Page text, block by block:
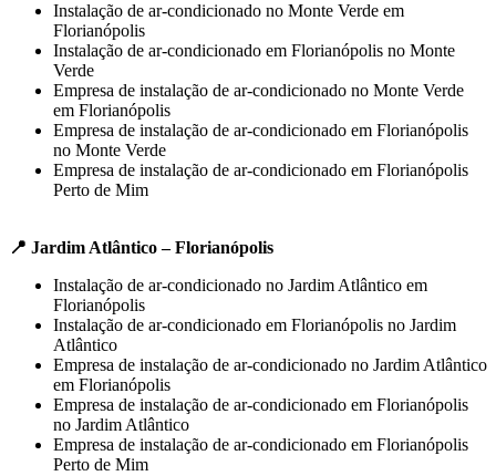
Instalação de ar-condicionado no Monte Verde em
Florianópolis
Instalação de ar-condicionado em Florianópolis no Monte
Verde
Empresa de instalação de ar-condicionado no Monte Verde
em Florianópolis
Empresa de instalação de ar-condicionado em Florianópolis
no Monte Verde
Empresa de instalação de ar-condicionado em Florianópolis
Perto de Mim
📍 Jardim Atlântico – Florianópolis
Instalação de ar-condicionado no Jardim Atlântico em
Florianópolis
Instalação de ar-condicionado em Florianópolis no Jardim
Atlântico
Empresa de instalação de ar-condicionado no Jardim Atlântico
em Florianópolis
Empresa de instalação de ar-condicionado em Florianópolis
no Jardim Atlântico
Empresa de instalação de ar-condicionado em Florianópolis
Perto de Mim